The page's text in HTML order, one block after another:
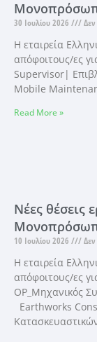
30 Ιουλίου 2026
Η εταιρεία
απόφοιτους/ες
Supervisor|
Mobile
Read More »
Νέες θέσεις
10 Ιουλίου 2026
Η εταιρεία
απόφοιτους/ες
OP_Μηχανικός
Earthworks